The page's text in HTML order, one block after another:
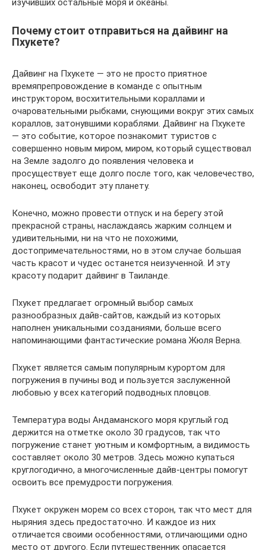
изучивших остальные моря и океаны.
Почему стоит отправиться на дайвинг на
Пхукете?
Дайвинг на Пхукете — это не просто приятное
времяпрепровождение в команде с опытным
инструктором, восхитительными кораллами и
очаровательными рыбками, снующими вокруг этих самых
кораллов, затонувшими кораблями. Дайвинг на Пхукете
— это событие, которое познакомит туристов с
совершенно новым миром, миром, который существовал
на Земле задолго до появления человека и
просуществует еще долго после того, как человечество,
наконец, освободит эту планету.
Конечно, можно провести отпуск и на берегу этой
прекрасной страны, наслаждаясь жарким солнцем и
удивительными, ни на что не похожими,
достопримечательностями, но в этом случае большая
часть красот и чудес останется неизученной. И эту
красоту подарит дайвинг в Таиланде.
Пхукет предлагает огромный выбор самых
разнообразных дайв-сайтов, каждый из которых
наполнен уникальными созданиями, больше всего
напоминающими фантастические романа Жюля Верна.
Пхукет является самым популярным курортом для
погружения в пучины вод и пользуется заслуженной
любовью у всех категорий подводных пловцов.
Температура воды Андаманского моря круглый год
держится на отметке около 30 градусов, так что
погружение станет уютным и комфортным, а видимость
составляет около 30 метров. Здесь можно купаться
круглогодично, а многочисленные дайв-центры помогут
освоить все премудрости погружения.
Пхукет окружен морем со всех сторон, так что мест для
ныряния здесь предостаточно. И каждое из них
отличается своими особенностями, отличающими одно
место от другого. Если путешественник опасается